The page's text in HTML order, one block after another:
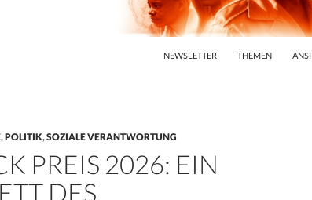
NEWSLETTER
THEMEN
,POLITIK,SOZIALE VERANTWORTUNG
PREIS 2026: EIN
DES